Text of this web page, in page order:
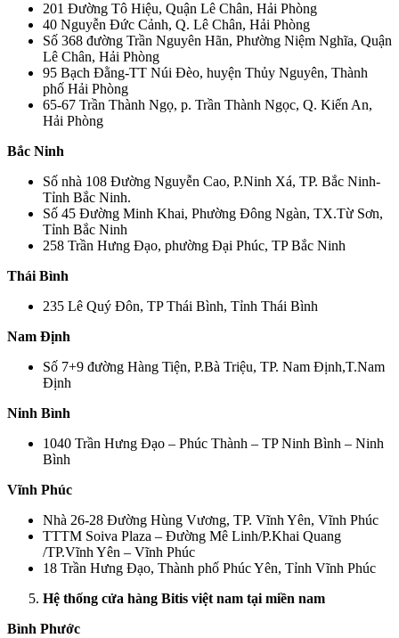
201 Đường Tô Hiệu, Quận Lê Chân, Hải Phòng
40 Nguyễn Đức Cảnh, Q. Lê Chân, Hải Phòng
Số 368 đường Trần Nguyên Hãn, Phường Niệm Nghĩa, Quận
Lê Chân, Hải Phòng
95 Bạch Đằng-TT Núi Đèo, huyện Thủy Nguyên, Thành
phố Hải Phòng
65-67 Trần Thành Ngọ, p. Trần Thành Ngọc, Q. Kiến An,
Hải Phòng
Bắc Ninh
Số nhà 108 Đường Nguyễn Cao, P.Ninh Xá, TP. Bắc Ninh-
Tỉnh Bắc Ninh.
Số 45 Đường Minh Khai, Phường Đông Ngàn, TX.Từ Sơn,
Tỉnh Bắc Ninh
258 Trần Hưng Đạo, phường Đại Phúc, TP Bắc Ninh
Thái Bình
235 Lê Quý Đôn, TP Thái Bình, Tỉnh Thái Bình
Nam Định
Số 7+9 đường Hàng Tiện, P.Bà Triệu, TP. Nam Định,T.Nam
Định
Ninh Bình
1040 Trần Hưng Đạo – Phúc Thành – TP Ninh Bình – Ninh
Bình
Vĩnh Phúc
Nhà 26-28 Đường Hùng Vương, TP. Vĩnh Yên, Vĩnh Phúc
TTTM Soiva Plaza – Đường Mê Linh/P.Khai Quang
/TP.Vĩnh Yên – Vĩnh Phúc
18 Trần Hưng Đạo, Thành phố Phúc Yên, Tỉnh Vĩnh Phúc
Hệ thống cửa hàng Bitis việt nam tại miền nam
Bình Phước